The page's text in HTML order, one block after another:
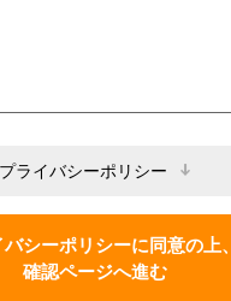
プライバシーポリシー
シーポリシーに同意の上、
確認ページへ進む